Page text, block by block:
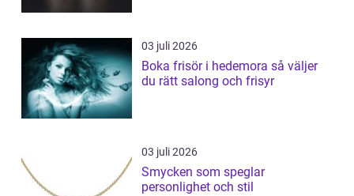
03 juli 2026
Boka frisör i hedemora så väljer
du rätt salong och frisyr
03 juli 2026
Smycken som speglar
personlighet och stil